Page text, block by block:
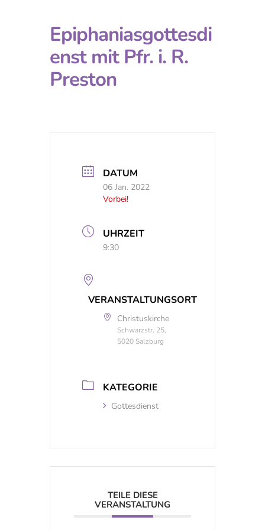
Epiphaniasgottesdi
enst mit Pfr. i. R.
Preston
DATUM
06 Jan. 2022
Vorbei!
UHRZEIT
9:30
VERANSTALTUNGSORT
Christuskirche
Schwarzstr. 25,
5020 Salzburg
KATEGORIE
Gottesdienst
TEILE DIESE
VERANSTALTUNG